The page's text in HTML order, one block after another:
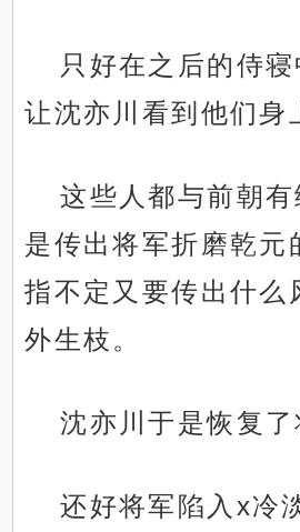
只好在之后的侍
让沈亦川看到他们身
这些人都与前朝
是传出将军折磨乾元
指不定又要传出什么
外生枝。
沈亦川于是恢复了
还好将军陷入x冷